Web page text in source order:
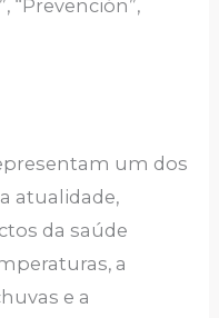
“Prevención”,
um dos
atualidade,
da saúde
a
e a